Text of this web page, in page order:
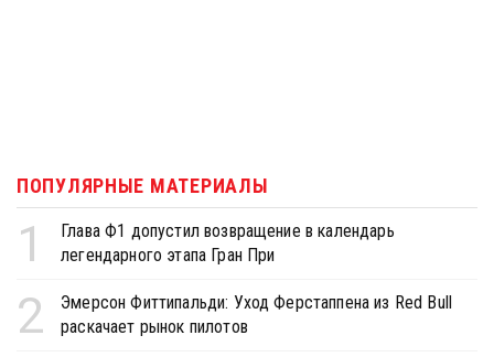
ПОПУЛЯРНЫЕ МАТЕРИАЛЫ
1
Глава Ф1 допустил возвращение в календарь
легендарного этапа Гран При
2
Эмерсон Фиттипальди: Уход Ферстаппена из Red Bull
раскачает рынок пилотов